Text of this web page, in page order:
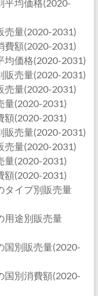
平均価格(2020-
売量(2020-2031)
費額(2020-2031)
均価格(2020-2031)
販売量(2020-2031)
売量(2020-2031)
量(2020-2031)
額(2020-2031)
販売量(2020-2031)
売量(2020-2031)
量(2020-2031)
額(2020-2031)
タイプ別販売量
用途別販売量
国別販売量(2020-
国別消費額(2020-